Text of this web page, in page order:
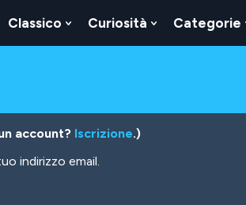
Classico
Show
Submenu
Curiosità
Show
Submenu
Categorie
account? Iscrizione.)
indirizzo email.